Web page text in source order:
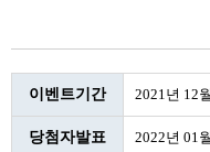
이벤트기간 2021년 12
당첨자발표 2022년 01